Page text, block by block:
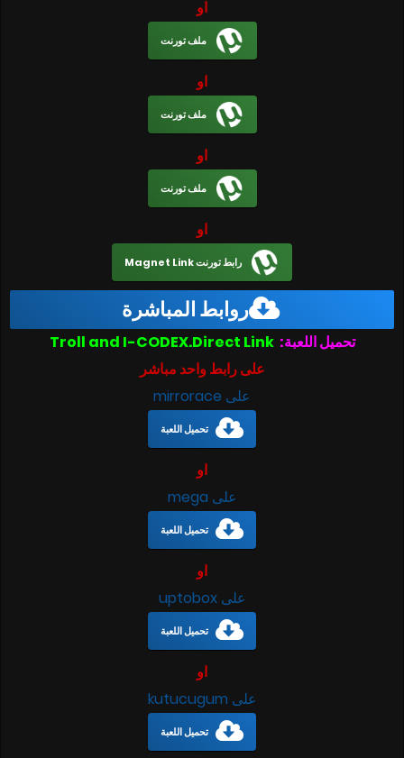
او
ملف تورنت
او
ملف تورنت
او
ملف تورنت
او
رابط تورنت Magnet Link
روابط المباشرة
تحميل اللعبة: Troll and I-CODEX.Direct Link
على رابط واحد مباشر
على mirrorace
تحميل اللعبة
او
على mega
تحميل اللعبة
او
على uptobox
تحميل اللعبة
او
على kutucugum
تحميل اللعبة